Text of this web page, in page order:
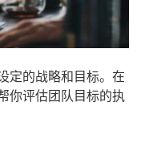
定的战略和目标。在
你评估团队目标的执